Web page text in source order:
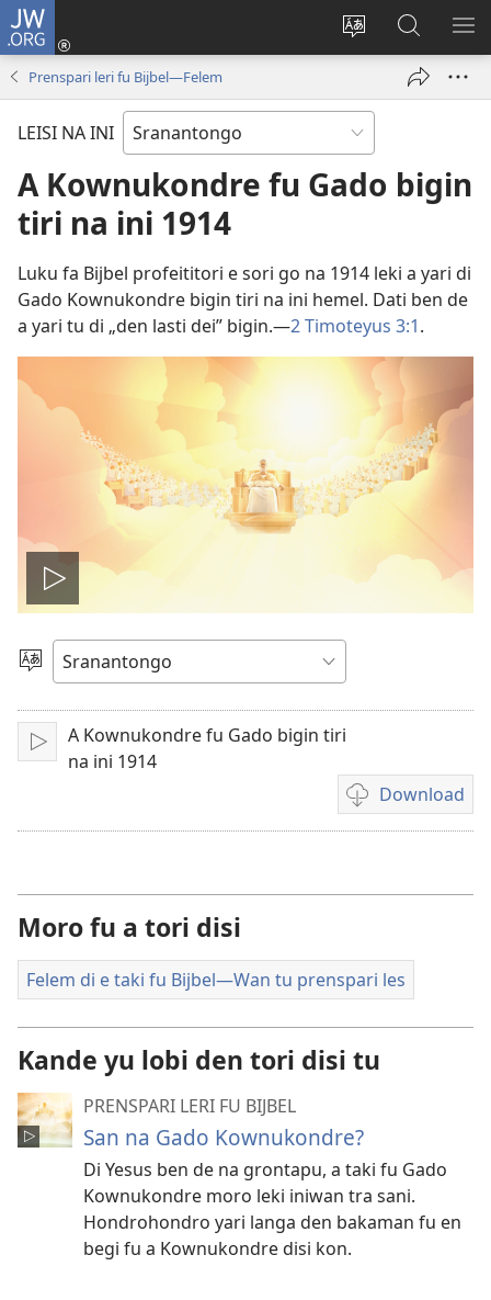
JW.ORG
Kenki
fu
site
Log
venster)
Suku
tapu
JW.ORG
Prenspari leri fu Bijbel​—Felem
LEISI NA INI
A Kownukondre fu Gado bigin
tiri na ini 1914
Luku fa Bijbel profeititori e sori go na 1914 leki a yari di
Gado Kownukondre bigin tiri na ini hemel. Dati ben de
a yari tu di „den lasti dei” bigin.​—2 Timoteyus 3:1.
Prei
a
felem
Tongo
Prei
A Kownukondre fu Gado bigin tiri
na ini 1914
Download
Difrenti
fasi
Moro fu a tori disi
Felem di e taki fu Bijbel​—Wan tu prenspari les
Kande yu lobi den tori disi tu
PRENSPARI LERI FU BIJBEL
San na Gado Kownukondre?
Di Yesus ben de na grontapu, a taki fu Gado
Kownukondre moro leki iniwan tra sani.
Hondrohondro yari langa den bakaman fu en
begi fu a Kownukondre disi kon.